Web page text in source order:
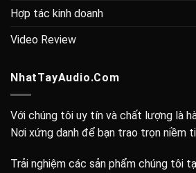
Hợp tác kinh doanh
Video Review
NhatTayAudio.Com
Với chúng tôi uy tín và chất lượng là
Nơi xứng danh để bạn trao trọn niềm
Trải nghiệm các sản phẩm chúng tôi